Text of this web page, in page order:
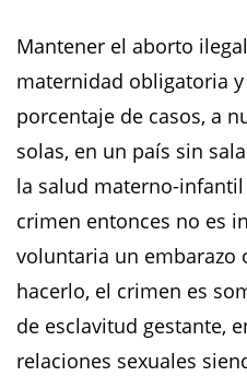
Mantener el aborto
maternidad obligatoria
porcentaje de casos, a
solas, en un país sin
la salud materno-infantil
crimen entonces no es
voluntaria un embarazo
hacerlo, el crimen es
de esclavitud gestante,
relaciones sexuales